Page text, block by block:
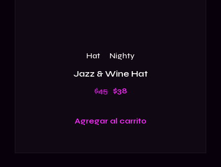
Hat Nighty
Jazz & Wine Hat
$45 $38
Agregar al carrito